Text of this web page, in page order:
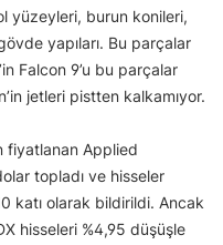
yüzeyleri, burun konileri,
yapıları. Bu parçalar
Falcon 9’u bu parçalar
jetleri pistten kalkamıyor.
fiyatlanan Applied
topladı ve hisseler
katı olarak bildirildi. Ancak
hisseleri %4,95 düşüşle